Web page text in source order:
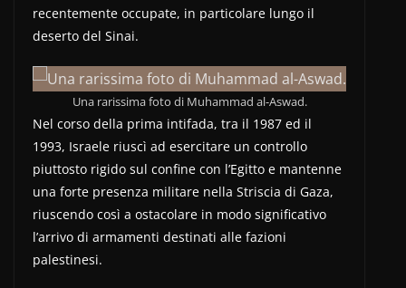
recentemente occupate, in particolare lungo il
deserto del Sinai.
Una rarissima foto di Muhammad al-Aswad.
Nel corso della prima intifada, tra il 1987 ed il
1993, Israele riuscì ad esercitare un controllo
piuttosto rigido sul confine con l’Egitto e mantenne
una forte presenza militare nella Striscia di Gaza,
riuscendo così a ostacolare in modo significativo
l’arrivo di armamenti destinati alle fazioni
palestinesi.